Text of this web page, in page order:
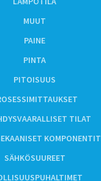
MUUT
PAINE
PINTA
PITOISUUS
TILAT
KOMPONENTIT
SÄHKÖSUUREET